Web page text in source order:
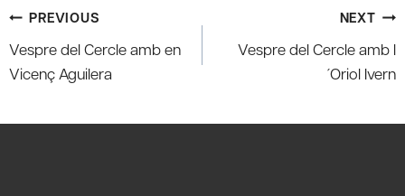
Post
navigation
PREVIOUS
Vespre del Cercle amb en
Vicenç Aguilera
NEXT
Vespre del Cercle amb l
´Oriol Ivern